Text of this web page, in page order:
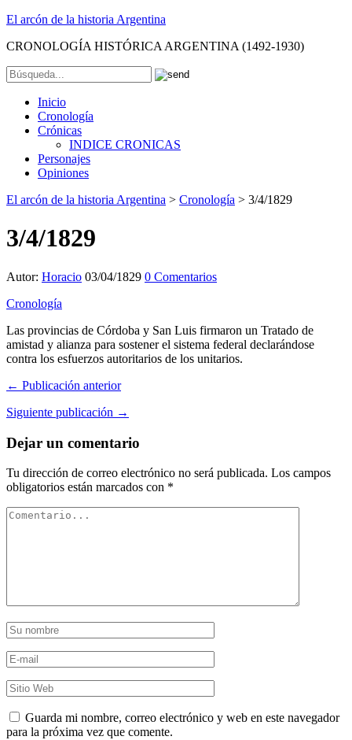
El arcón de la historia Argentina
CRONOLOGÍA HISTÓRICA ARGENTINA (1492-1930)
Inicio
Cronología
Crónicas
INDICE CRONICAS
Personajes
Opiniones
El arcón de la historia Argentina > Cronología > 3/4/1829
3/4/1829
Autor: Horacio 03/04/1829 0 Comentarios
Cronología
Las provincias de Córdoba y San Luis firmaron un Tratado de
amistad y alianza para sostener el sistema federal declarándose
contra los esfuerzos autoritarios de los unitarios.
← Publicación anterior
Siguiente publicación →
Dejar un comentario
Tu dirección de correo electrónico no será publicada. Los campos
obligatorios están marcados con *
Guarda mi nombre, correo electrónico y web en este navegador
para la próxima vez que comente.